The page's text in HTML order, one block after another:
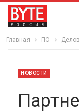
Главная ПО
НОВОСТИ